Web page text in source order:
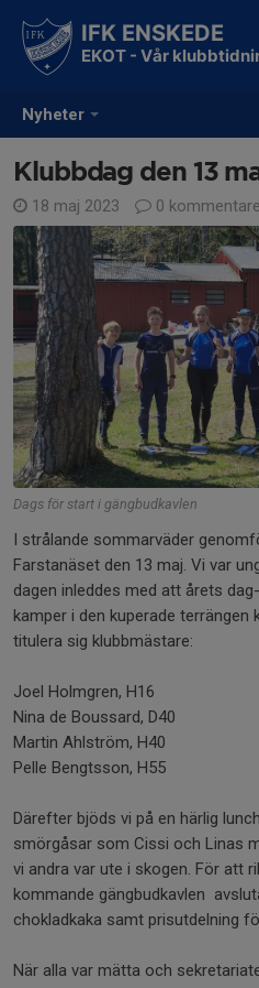
Nyheter
IFK ENSKEDE
EKOT - Vår
Klubbdag den 13
18 maj 2023 0
Dags för start i gängbudkavlen
I strålande sommarväder
Farstanäset den 13 maj. Vi var
dagen inleddes med att årets
kamper i den kuperade
titulera sig klubbmästare:
Joel Holmgren, H16
Nina de Boussard, D40
Martin Ahlström, H40
Pelle Bengtsson, H55
Därefter bjöds vi på en härlig
smörgåsar som Cissi och Linas
vi andra var ute i skogen. För att
kommande gängbudkavlen
chokladkaka samt prisutdelning
När alla var mätta och